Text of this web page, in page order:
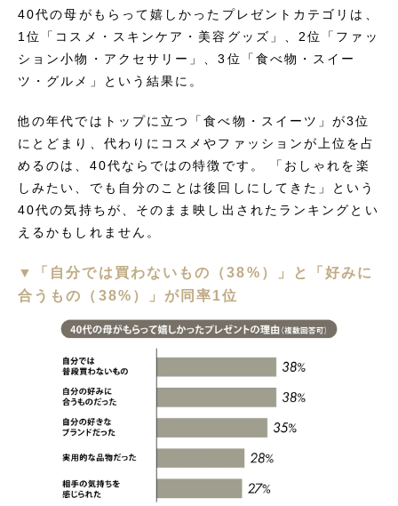
40代の母がもらって嬉しかったプレゼントカテゴリは、
1位「コスメ・スキンケア・美容グッズ」、2位「ファッ
ション小物・アクセサリー」、3位「食べ物・スイー
ツ・グルメ」という結果に。
他の年代ではトップに立つ「食べ物・スイーツ」が3位
にとどまり、代わりにコスメやファッションが上位を占
めるのは、40代ならではの特徴です。 「おしゃれを楽
しみたい、でも自分のことは後回しにしてきた」という
40代の気持ちが、そのまま映し出されたランキングとい
えるかもしれません。
▼「自分では買わないもの（38%）」と「好みに
合うもの（38%）」が同率1位